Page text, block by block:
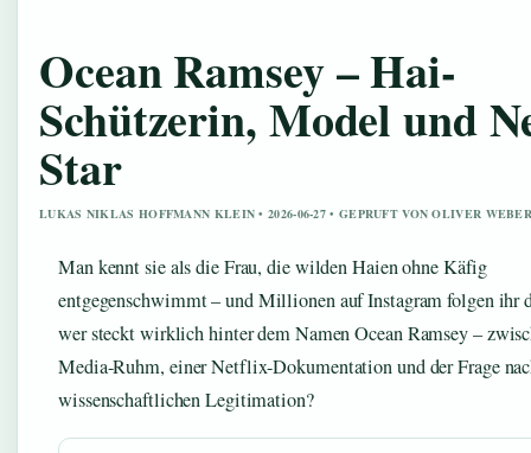
Ocean Ramsey – Hai-
Schützerin, Model und
Star
LUKAS NIKLAS HOFFMANN KLEIN • 2026-06-27 • GEPRUFT VON OLIVER
Man kennt sie als die Frau, die wilden Haien ohne Käfig
entgegenschwimmt – und Millionen auf Instagram folgen ihr
wer steckt wirklich hinter dem Namen Ocean Ramsey –
Media-Ruhm, einer Netflix-Dokumentation und der Frage
wissenschaftlichen Legitimation?